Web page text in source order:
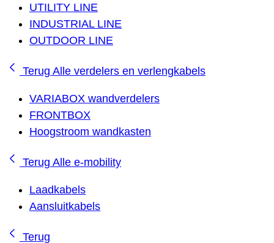
UTILITY LINE
INDUSTRIAL LINE
OUTDOOR LINE
Terug Alle verdelers en verlengkabels
VARIABOX wandverdelers
FRONTBOX
Hoogstroom wandkasten
Terug Alle e-mobility
Laadkabels
Aansluitkabels
Terug